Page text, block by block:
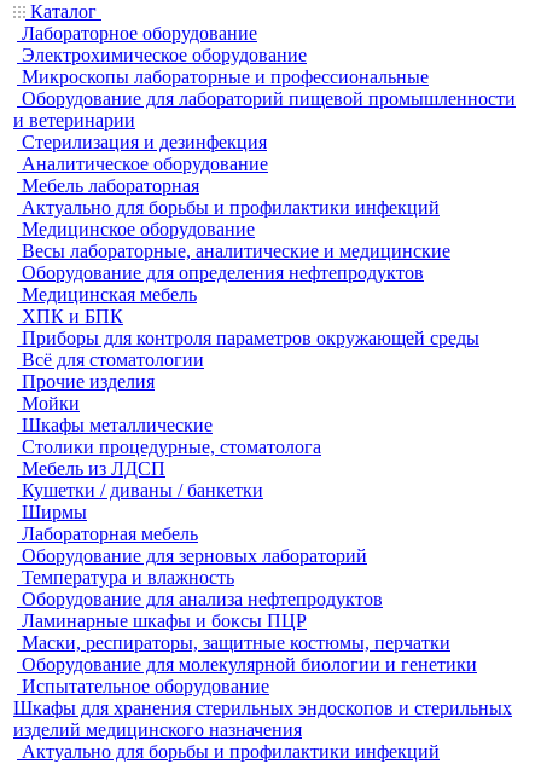
Каталог
Лабораторное оборудование
Электрохимическое оборудование
Микроскопы лабораторные и профессиональные
Оборудование для лабораторий пищевой промышленности
и ветеринарии
Стерилизация и дезинфекция
Аналитическое оборудование
Мебель лабораторная
Актуально для борьбы и профилактики инфекций
Медицинское оборудование
Весы лабораторные, аналитические и медицинские
Оборудование для определения нефтепродуктов
Медицинская мебель
ХПК и БПК
Приборы для контроля параметров окружающей среды
Всё для стоматологии
Прочие изделия
Мойки
Шкафы металлические
Столики процедурные, стоматолога
Мебель из ЛДСП
Кушетки / диваны / банкетки
Ширмы
Лабораторная мебель
Оборудование для зерновых лабораторий
Температура и влажность
Оборудование для анализа нефтепродуктов
Ламинарные шкафы и боксы ПЦР
Маски, респираторы, защитные костюмы, перчатки
Оборудование для молекулярной биологии и генетики
Испытательное оборудование
Шкафы для хранения стерильных эндоскопов и стерильных
изделий медицинского назначения
Актуально для борьбы и профилактики инфекций